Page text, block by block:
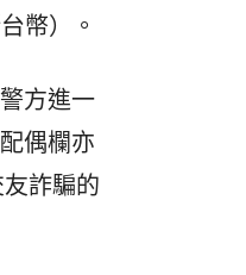
幣）。
方進一
偶欄亦
詐騙的